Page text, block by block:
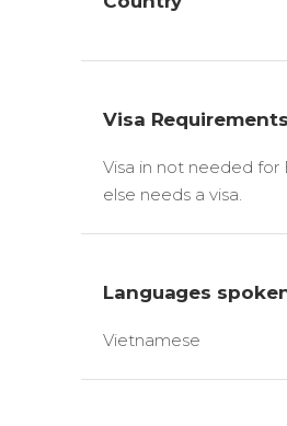
Visa Requirements
Visa in not needed for
else needs a visa.
Languages
Vietnamese